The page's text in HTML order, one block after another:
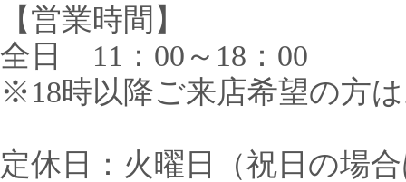
【営業時間】
全日 11：00～18：00
※18時以降ご来店希望の方
定休日：火曜日（祝日の場